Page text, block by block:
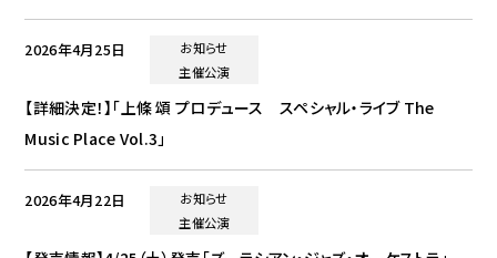
2026年4月25日
お知らせ
主催公演
【詳細決定！】「上條 頌 プロデュース スペシャル・ライブ The
Music Place Vol.3」
2026年4月22日
お知らせ
主催公演